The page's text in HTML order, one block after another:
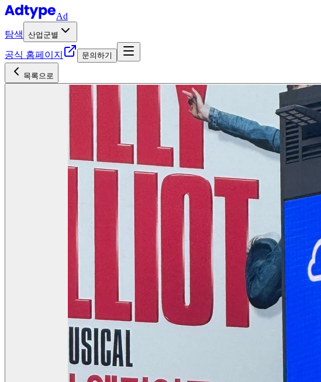
Ad
탐색
산업군별
공식 홈페이지 문의하기
목록으로